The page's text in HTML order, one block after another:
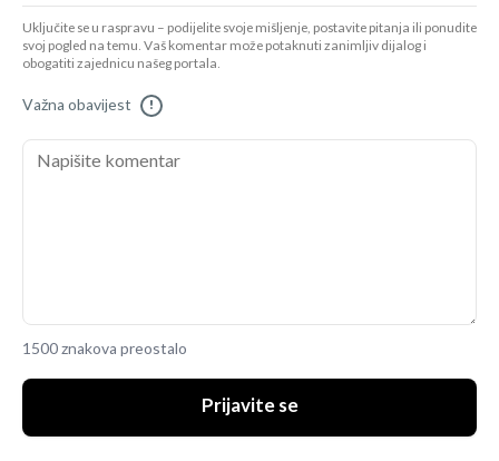
Uključite se u raspravu – podijelite svoje mišljenje, postavite pitanja ili ponudite
svoj pogled na temu. Vaš komentar može potaknuti zanimljiv dijalog i
obogatiti zajednicu našeg portala.
Važna obavijest !
1500 znakova preostalo
Prijavite se